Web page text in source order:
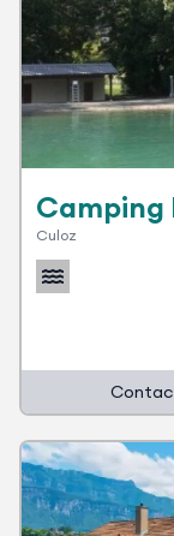
Camping
Culoz